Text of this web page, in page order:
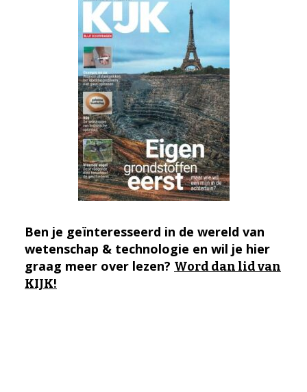
Ben je geïnteresseerd in de wereld van
wetenschap & technologie en wil je hier
graag meer over lezen? Word dan lid van
KIJK!